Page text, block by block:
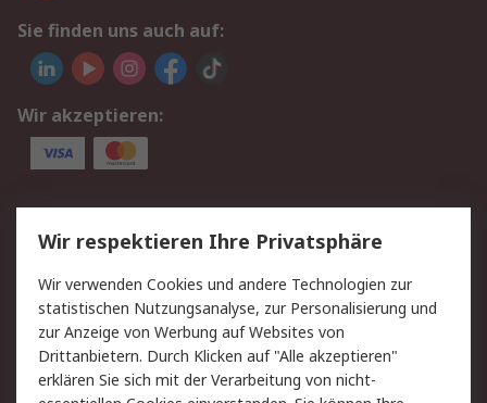
Sie finden uns auch auf:
Wir akzeptieren:
Service
Value Added Services
Lieferlösungen
Rücksendungen
Kontakt
Hilfe
Privatkunden
Rechtliches
Wir respektieren Ihre Privatsphäre
Wir verwenden Cookies und andere Technologien zur
statistischen Nutzungsanalyse, zur Personalisierung und
zur Anzeige von Werbung auf Websites von
Drittanbietern. Durch Klicken auf "Alle akzeptieren"
erklären Sie sich mit der Verarbeitung von nicht-